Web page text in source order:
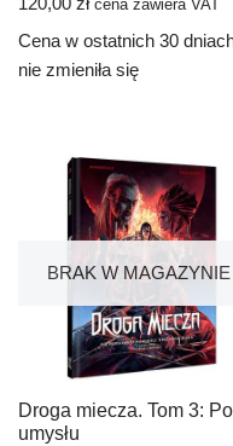
cena zawiera VAT
Cena w ostatnich 30
nie zmieniła się
BRAK W MAGAZYNIE
Droga miecza. Tom 3:
umysłu